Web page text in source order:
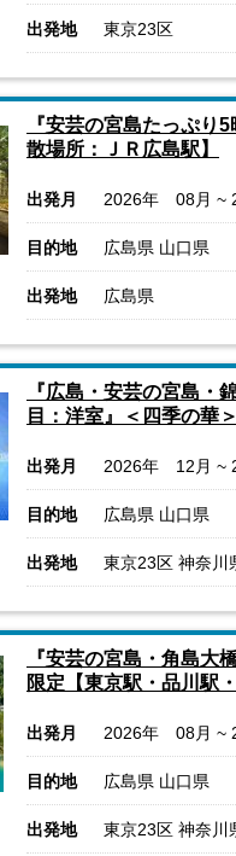
出発地 東京23区
『安芸の宮島たっぷ
散場所：ＪＲ広島駅】
出発月 2026年 08月 ~
目的地 広島県 山口県
出発地 広島県
『広島・安芸の宮島・
目：洋室』＜四季の華＞
出発月 2026年 12月 ~
目的地 広島県 山口県
出発地 東京23区 神奈川
『安芸の宮島・角島大
限定【東京駅・品川駅
出発月 2026年 08月 ~
目的地 広島県 山口県
出発地 東京23区 神奈川